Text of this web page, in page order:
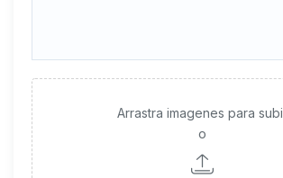
Arrastra imagenes para
o